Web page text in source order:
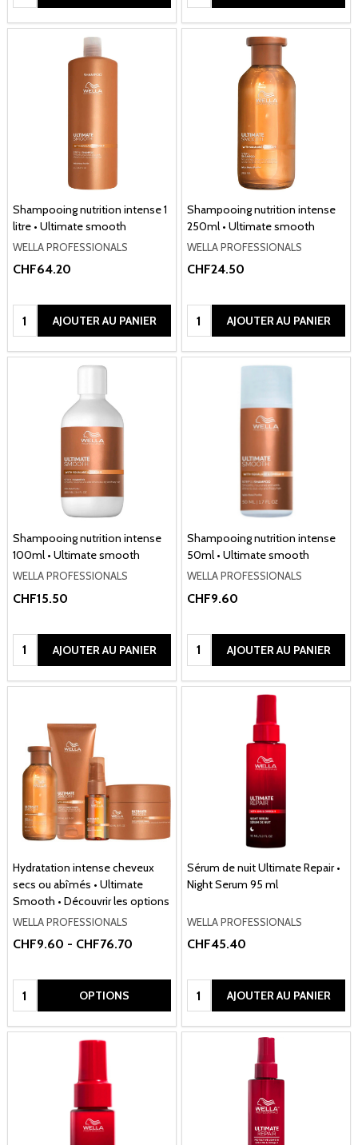
Shampooing nutrition intense 1
litre • Ultimate smooth
WELLA PROFESSIONALS
CHF64.20
Quantité:AJOUTER AU PANIER
Shampooing nutrition intense
250ml • Ultimate smooth
WELLA PROFESSIONALS
CHF24.50
Quantité:AJOUTER AU PANIER
Shampooing nutrition intense
100ml • Ultimate smooth
WELLA PROFESSIONALS
CHF15.50
Quantité:AJOUTER AU PANIER
Shampooing nutrition intense
50ml • Ultimate smooth
WELLA PROFESSIONALS
CHF9.60
Quantité:AJOUTER AU PANIER
Hydratation intense cheveux
secs ou abîmés • Ultimate
Smooth • Découvrir les options
WELLA PROFESSIONALS
CHF9.60 - CHF76.70
Quantité: OPTIONS
Sérum de nuit Ultimate Repair •
Night Serum 95 ml
WELLA PROFESSIONALS
CHF45.40
Quantité:AJOUTER AU PANIER